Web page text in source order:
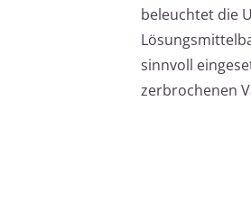
beleuchtet die
sinnvoll
zerbrochenen